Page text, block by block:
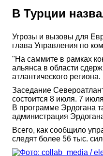
В Турции
Угрозы и вызовы для
глава Управления по
"На саммите в рамках
альянса в области
атлантического
Заседание
состоится 8 июля. 7
В программе Эрдогана
администрация
Всего, как сообщило
следят более 56 тыс.